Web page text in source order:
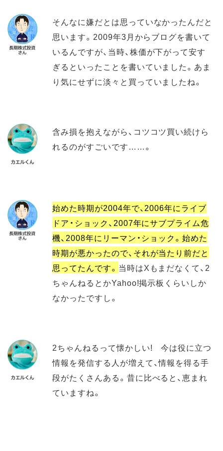
そんなに嫌だとは思っていなかったんだと
思います。2009年3月からブログを書いて
いるんですが、当時、株価が下がって安す
ぎるといったことを書いていました。あま
り気にせずに淡々と買っていましたね。
含み損を抱えながら、コツコツ買い続けら
れるのがすごいです……。
始めた時期が2004年で、2006年にライブ
ドア・ショック、2007年にサブプライム危
機、2008年にリーマン・ショック。始めた
時期が悪かったので、それが当たり前だと
思ってたんです。 当時はXもまだなくて、2
ちゃんねるとかYahoo!掲示板くらいしか
なかったですし。
2ちゃんねるって懐かしい! 今は役に立つ
情報を発信する人が増えて、情報を得る手
段がたくさんある。昔に比べると、恵まれ
ていますね。